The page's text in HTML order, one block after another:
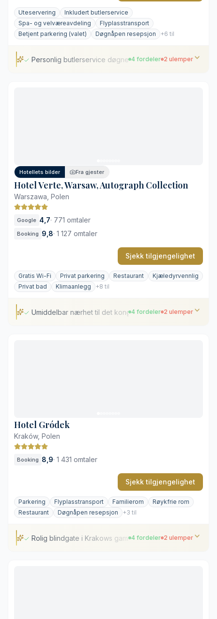
Uteservering
Inkludert butlerservice
Spa- og velværeavdeling
Flyplasstransport
Betjent parkering (valet)
Døgnåpen resepsjon +6 til
Personlig butlerservice døgnet rundt
4 fordeler 2 ulemper
Hotellets bilder Fra gjester
Hotel Verte, Warsaw, Autograph Collection
Warszawa, Polen
Google 4,7· 771 omtaler
Booking 9,8· 1 127 omtaler
Sjekk tilgjengelighet
Gratis Wi-Fi Privat parkering Restaurant
Kjæledyrvennlig
Privat bad
Klimaanlegg +8 til
Umiddelbar nærhet til det kongelige slott
4 fordeler 2 ulemper
Hotel Gródek
Kraków, Polen
Booking 8,9· 1 431 omtaler
Sjekk tilgjengelighet
Parkering Flyplasstransport Familierom
Røykfrie rom
Restaurant
Døgnåpen resepsjon +3 til
Rolig blindgate i Krakows gamleby4 fordeler 2 ulemper